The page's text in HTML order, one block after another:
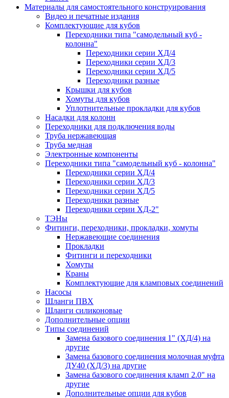
Материалы для самостоятельного конструирования
Видео и печатные издания
Комплектующие для кубов
Переходники типа "самодельный куб -
колонна"
Переходники серии ХД/4
Переходники серии ХД/3
Переходники серии ХД/5
Переходники разные
Крышки для кубов
Хомуты для кубов
Уплотнительные прокладки для кубов
Насадки для колонн
Переходники для подключения воды
Труба нержавеющая
Труба медная
Электронные компоненты
Переходники типа "самодельный куб - колонна"
Переходники серии ХД/4
Переходники серии ХД/3
Переходники серии ХД/5
Переходники разные
Переходники серии ХД-2"
ТЭНы
Фитинги, переходники, прокладки, хомуты
Нержавеющие соединения
Прокладки
Фитинги и переходники
Хомуты
Краны
Комплектующие для кламповых соединений
Насосы
Шланги ПВХ
Шланги силиконовые
Дополнительные опции
Типы соединений
Замена базового соединения 1" (ХД/4) на
другие
Замена базового соединения молочная муфта
ДУ40 (ХД/3) на другие
Замена базового соединения кламп 2.0" на
другие
Дополнительные опции для кубов